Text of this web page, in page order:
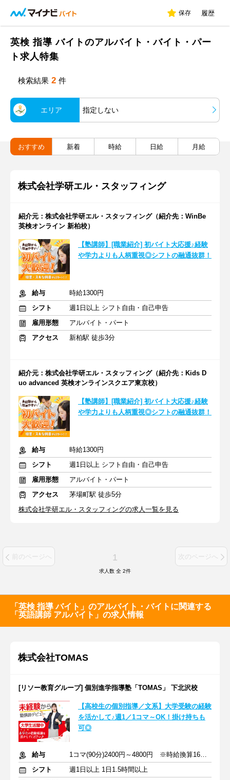
保存 履歴
英検 指導 バイトのアルバイト・バイト・パー
ト求人特集
検索結果 2 件
エリア 指定しない
おすすめ 新着 時給 日給 月給
株式会社学研エル・スタッフィング
紹介元：株式会社学研エル・スタッフィング（紹介先：WinBe
英検オンライン 新柏校）
【塾講師】[職業紹介] 初バイト大応援♪経験
や学力よりも人柄重視◎シフトの融通抜群！
給与
時給1300円
シフト
週1日以上 シフト自由・自己申告
雇用形態
アルバイト・パート
アクセス
新柏駅 徒歩3分
紹介元：株式会社学研エル・スタッフィング（紹介先：Kids D
uo advanced 英検オンラインスクエア東京校）
【塾講師】[職業紹介] 初バイト大応援♪経験
や学力よりも人柄重視◎シフトの融通抜群！
給与
時給1300円
シフト
週1日以上 シフト自由・自己申告
雇用形態
アルバイト・パート
アクセス
茅場町駅 徒歩5分
株式会社学研エル・スタッフィングの求人一覧を見る
前のページへ 1 次のページへ
求人数 全 2件
「英検 指導 バイト」のアルバイト・バイトに関連する
「英語講師 アルバイト」の求人情報
株式会社TOMAS
[リソー教育グループ] 個別進学指導塾「TOMAS」 下北沢校
【高校生の個別指導／文系】大学受験の経験
を活かして♪週1／1コマ～OK！掛け持ちも
可◎
給与
1コマ(90分)2400円～4800円 ※時給換算1600円～3200円
シフト
週1日以上 1日1.5時間以上